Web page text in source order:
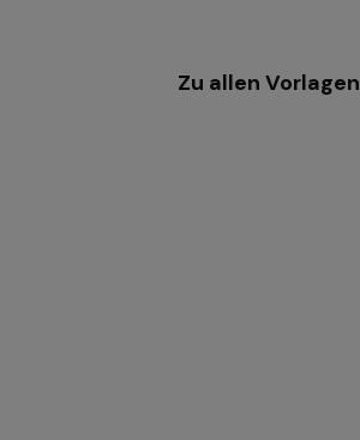
Zu allen Vorlagen